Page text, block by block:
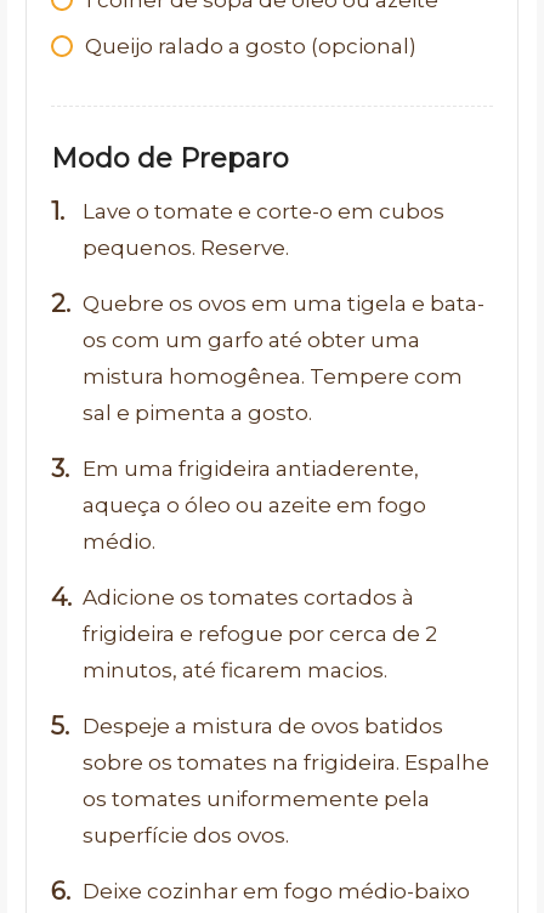
Queijo ralado a gosto (opcional)
Modo de Preparo
Lave o tomate e corte-o em cubos
pequenos. Reserve.
Quebre os ovos em uma tigela e bata-
os com um garfo até obter uma
mistura homogênea. Tempere com
sal e pimenta a gosto.
Em uma frigideira antiaderente,
aqueça o óleo ou azeite em fogo
médio.
Adicione os tomates cortados à
frigideira e refogue por cerca de 2
minutos, até ficarem macios.
Despeje a mistura de ovos batidos
sobre os tomates na frigideira. Espalhe
os tomates uniformemente pela
superfície dos ovos.
Deixe cozinhar em fogo médio-baixo